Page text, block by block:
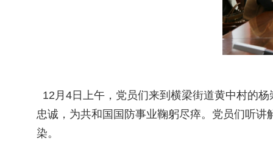
12月4日上午，党员们来到横梁街道黄中村的
忠诚，为共和国国防事业鞠躬尽瘁。党员们听
染。